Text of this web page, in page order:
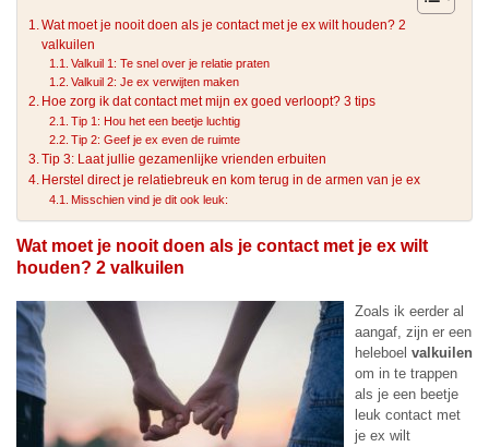
Wat moet je nooit doen als je contact met je ex wilt houden? 2
valkuilen
Valkuil 1: Te snel over je relatie praten
Valkuil 2: Je ex verwijten maken
Hoe zorg ik dat contact met mijn ex goed verloopt? 3 tips
Tip 1: Hou het een beetje luchtig
Tip 2: Geef je ex even de ruimte
Tip 3: Laat jullie gezamenlijke vrienden erbuiten
Herstel direct je relatiebreuk en kom terug in de armen van je ex
Misschien vind je dit ook leuk:
Wat moet je nooit doen als je contact met je ex wilt
houden? 2 valkuilen
Zoals ik eerder al
aangaf, zijn er een
heleboel valkuilen
om in te trappen
als je een beetje
leuk contact met
je ex wilt